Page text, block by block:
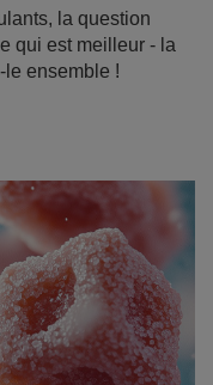
quoi et comment